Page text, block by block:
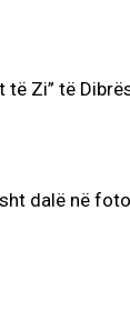
të Zi” të
dalë në